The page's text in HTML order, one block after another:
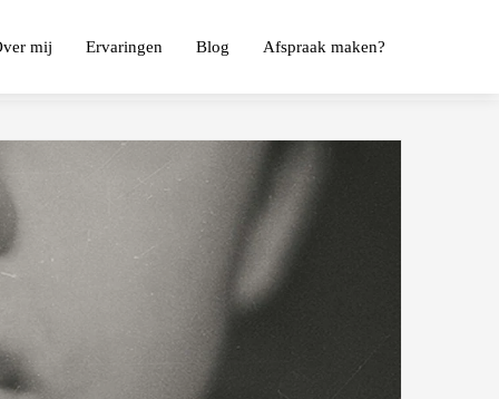
mij Ervaringen Blog Afspraak maken?